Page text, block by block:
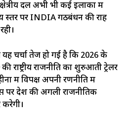
दल अभी भी कई इलाकों में
स्तर पर INDIA गठबंधन की राह
चर्चा तेज हो गई है कि 2026 के
राष्ट्रीय राजनीति का शुरुआती ट्रेलर
में विपक्ष अपनी रणनीति में
पर देश की अगली राजनीतिक